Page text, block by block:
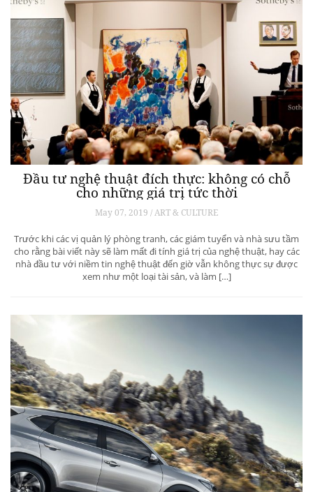
Đầu tư nghệ thuật đích thực: không có chỗ
cho những giá trị tức thời
May 07, 2019 / ART & CULTURE
Trước khi các vị quản lý phòng tranh, các giám tuyển và nhà sưu tầm
cho rằng bài viết này sẽ làm mất đi tính giá trị của nghệ thuật, hay các
nhà đầu tư với niềm tin nghệ thuật đến giờ vẫn không thực sự được
xem như một loại tài sản, và làm […]